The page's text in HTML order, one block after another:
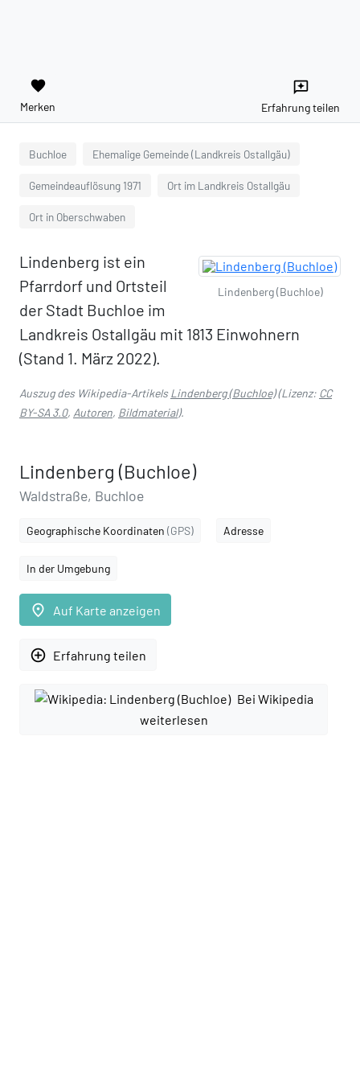
favorite
Merken
reviews
Erfahrung teilen
Buchloe Ehemalige Gemeinde (Landkreis Ostallgäu)
Gemeindeauflösung 1971 Ort im Landkreis Ostallgäu
Ort in Oberschwaben
Lindenberg (Buchloe)
Lindenberg ist ein
Pfarrdorf und Ortsteil
der Stadt Buchloe im
Landkreis Ostallgäu mit 1813 Einwohnern
(Stand 1. März 2022).
Auszug des Wikipedia-ArtikelsLindenberg (Buchloe)(Lizenz: CC
BY-SA 3.0, Autoren, Bildmaterial).
Lindenberg (Buchloe)
Waldstraße, Buchloe
Geographische Koordinaten (GPS) Adresse
In der Umgebung
place Auf Karte anzeigen
add_circle_outline Erfahrung teilen
Bei Wikipedia
weiterlesen